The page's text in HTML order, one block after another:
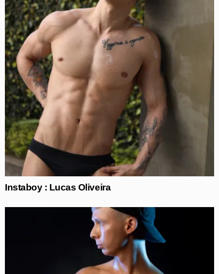
Instaboy : Lucas Oliveira